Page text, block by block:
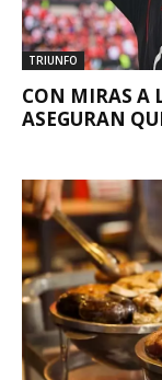
TRIUNFO
CON MIRAS A
ASEGURAN